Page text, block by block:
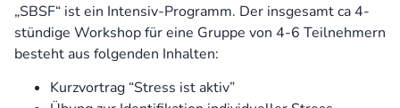
„SBSF“ ist ein Intensiv-Programm. Der insgesamt ca 4-
stündige Workshop für eine Gruppe von 4-6 Teilnehmern
besteht aus folgenden Inhalten:
Kurzvortrag “Stress ist aktiv”